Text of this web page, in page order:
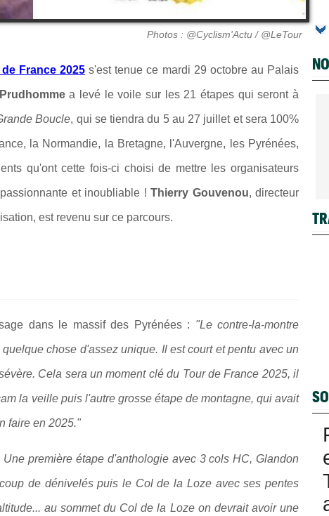
Photos : @Cyclism'Actu / @LeTour
France 2025 s'est tenue ce mardi 29 octobre au Palais
a levé le voile sur les 21 étapes qui seront à
Boucle, qui se tiendra du 5 au 27 juillet et sera 100%
la Normandie, la Bretagne, l'Auvergne, les Pyrénées,
qu'ont cette fois-ci choisi de mettre les organisateurs
et inoubliable ! Thierry Gouvenou, directeur
est revenu sur ce parcours.
dans le massif des Pyrénées : "Le contre-la-montre
chose d'assez unique. Il est court et pentu avec un
Cela sera un moment clé du Tour de France 2025, il
la veille puis l'autre grosse étape de montagne, qui avait
faire en 2025."
première étape d'anthologie avec 3 cols HC, Glandon
de dénivelés puis le Col de la Loze avec ses pentes
au sommet du Col de la Loze on devrait avoir une